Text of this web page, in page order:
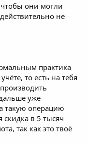
чтобы они могли
не
практика
то есть на тебя
уже
такую операцию
скидка в 5 тысяч
так как это твоё